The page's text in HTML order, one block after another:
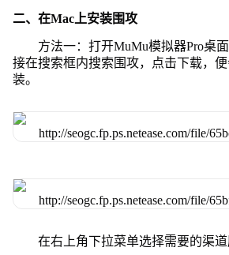
二、在Mac上安装围攻
方法一：打开MuMu模拟器Pro桌
接在搜索框内搜索围攻，点击下载，
装。
在右上角下拉菜单选择需要的渠道